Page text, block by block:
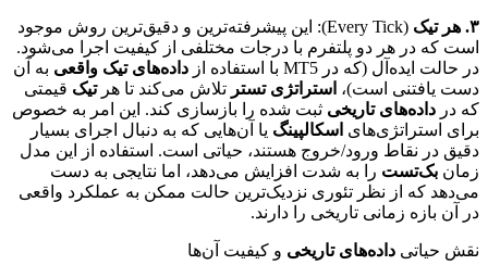
۳. هر تیک
(Every Tick): این پیشرفته‌ترین و دقیق‌ترین روش موجود
است که در هر دو پلتفرم با درجات مختلفی از کیفیت اجرا می‌شود.
در حالت ایده‌آل (که در MT5 با استفاده از
داده‌های تیک واقعی به آن
دست یافتنی است)، استراتژی تستر تلاش می‌کند تا هرتیک قیمتی
که در داده‌های تاریخی ثبت شده را بازسازی کند. این امر به خصوص
برای استراتژی‌های اسکالپینگ یا آن‌هایی که به دنبال اجرای بسیار
دقیق در نقاط ورود/خروج هستند، حیاتی است. استفاده از این مدل
زمان بک‌تست را به شدت افزایش می‌دهد، اما نتایجی به دست
می‌دهد که از نظر تئوری نزدیک‌ترین حالت ممکن به عملکرد واقعی
در آن بازه زمانی تاریخی را دارند.
نقش حیاتی داده‌های تاریخی و کیفیت آن‌ها